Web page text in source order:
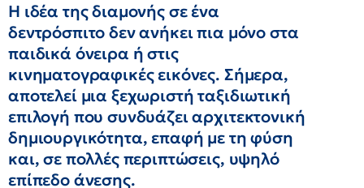
Η ιδέα της διαμονής σε ένα
δεντρόσπιτο δεν ανήκει πια μόνο στα
παιδικά όνειρα ή στις
κινηματογραφικές εικόνες. Σήμερα,
αποτελεί μια ξεχωριστή ταξιδιωτική
επιλογή που συνδυάζει αρχιτεκτονική
δημιουργικότητα, επαφή με τη φύση
και, σε πολλές περιπτώσεις, υψηλό
επίπεδο άνεσης.